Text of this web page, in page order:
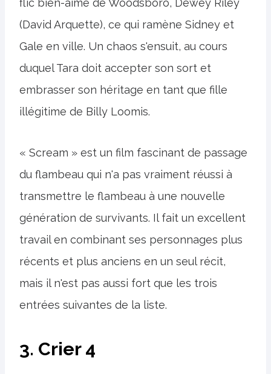
(David Arquette), ce qui ramène Sidney et
Gale en ville. Un chaos s'ensuit, au cours
duquel Tara doit accepter son sort et
embrasser son héritage en tant que fille
illégitime de Billy Loomis.
« Scream » est un film fascinant de passage
du flambeau qui n'a pas vraiment réussi à
transmettre le flambeau à une nouvelle
génération de survivants. Il fait un excellent
travail en combinant ses personnages plus
récents et plus anciens en un seul récit,
mais il n'est pas aussi fort que les trois
entrées suivantes de la liste.
3. Crier 4